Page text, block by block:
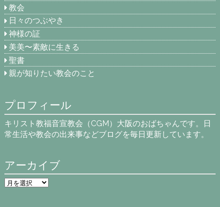
教会
日々のつぶやき
神様の証
美美〜素敵に生きる
聖書
親が知りたい教会のこと
プロフィール
キリスト教福音宣教会（CGM）大阪のおばちゃんです。日
常生活や教会の出来事などブログを毎日更新しています。
アーカイブ
ア
ー